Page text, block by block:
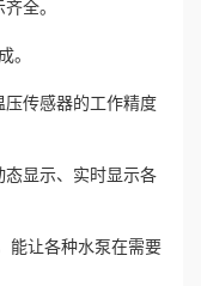
全。
传感器的工作精度
显示、实时显示各
让各种水泵在需要